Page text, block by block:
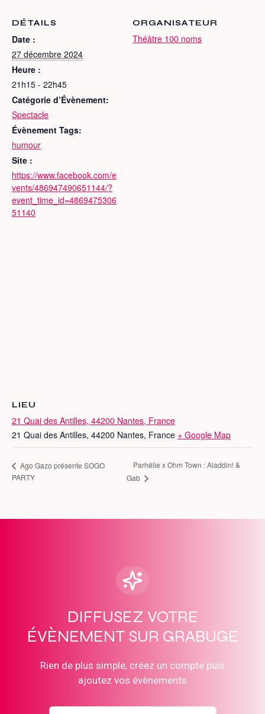
DÉTAILS
Date :
27 décembre 2024
Heure :
21h15 - 22h45
Catégorie d’Évènement:
Spectacle
Évènement Tags:
humour
Site :
https://www.facebook.com/e
vents/486947490651144/?
event_time_id=4869475306
51140
ORGANISATEUR
Théâtre 100 noms
LIEU
21 Quai des Antilles, 44200 Nantes, France
21 Quai des Antilles, 44200 Nantes, France + Google Map
Ago Gazo présente SOGO
PARTY
Parhélie x Ohm Town : Aladdin! &
Gab
DIFFUSEZ VOTRE
ÉVÈNEMENT SUR GRABUGE
Rien de plus simple, créez un compte puis
ajoutez vos évènements